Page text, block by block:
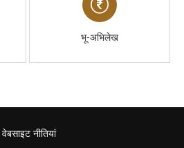
भू-अभिलेख
वेबसाइट नीतियां